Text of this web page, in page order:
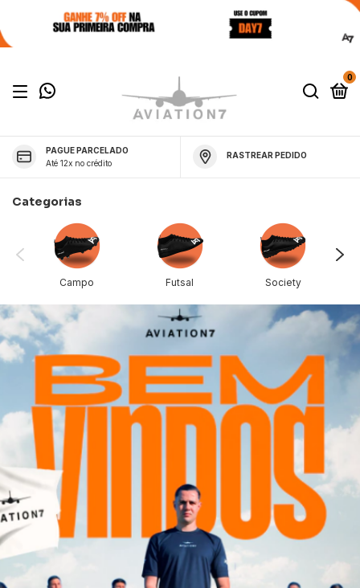
0
PAGUE PARCELADO
Até 12x no crédito
RASTREAR PEDIDO
Categorias
Campo Futsal Society